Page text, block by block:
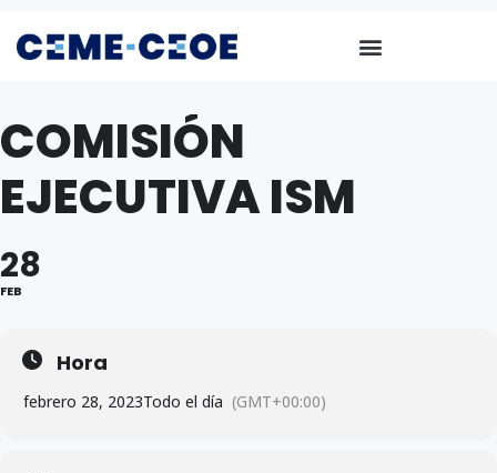
COMISIÓN
EJECUTIVA ISM
28
FEB
Hora
febrero 28, 2023Todo el día (GMT+00:00)